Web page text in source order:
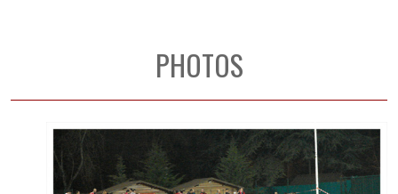
PHOTOS